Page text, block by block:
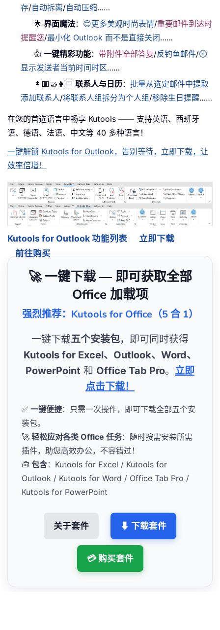
存/自动拆离/自动压缩……
🌟 界面魔法： 😊更多美观时尚表情/重要邮件到达时
提醒您/最小化 Outlook 而不是直接关闭……
👍 一键精彩功能：带附件全部答复/反钓鱼邮件/🕘
显示发送者当前时间时区……
👩🏼‍🤝‍👩🏻 联系人与日历：批量从选定邮件中提取
添加联系人/将联系人组拆分为个人组/移除生日提醒……
在您的首选语言中畅享 Kutools —— 支持英语、西班牙
语、德语、法语、中文等 40 多种语言！
一键解锁 Kutools for Outlook，告别等待，立即下载，让
效率倍增！
Kutools for Outlook 功能列表
立即下载
前往购买
🚀 一键下载 — 即可获取全部
Office 加载项
强烈推荐：Kutools for Office（5 合 1）
一键下载五个安装包，即可同时获得
Kutools for Excel、Outlook、Word、
PowerPoint 和 Office Tab Pro。 立即
点击下载！
✅ 一键便捷：只需一次操作，即可下载全部五个安
装包。
🚀 轻松应对各类 Office 任务：随时按需安装所需
插件，助您高效办公，不容错过！
🧰 包含：Kutools for Excel / Kutools for
Outlook / Kutools for Word / Office Tab Pro /
Kutools for PowerPoint
关于套件 ⬇ 下载套件
💳 购买套件